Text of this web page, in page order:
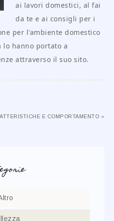
ai lavori domestici, al fai
da te e ai consigli per i
per l'ambiente domestico
lo hanno portato a
attraverso il suo sito.
E COMPORTAMENTO »